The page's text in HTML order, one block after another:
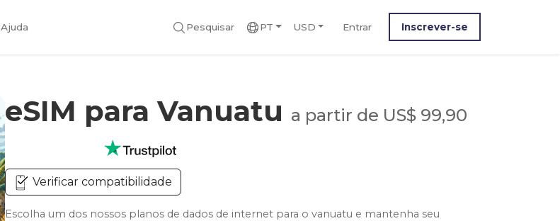
Ajuda Pesquisar PT USD Entrar Inscrever-se
eSIM para Vanuatu a partir de US$ 99,90
Verificar compatibilidade
Escolha um dos nossos planos de dados de internet para o vanuatu e mantenha seu